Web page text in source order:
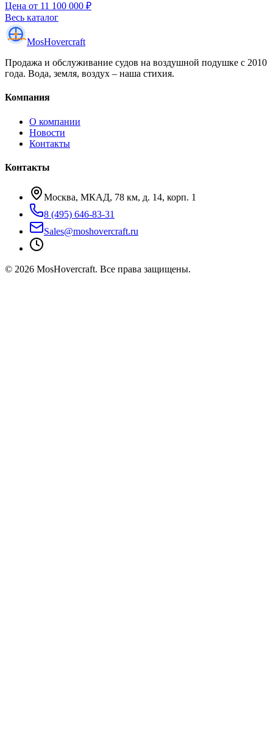
Цена от 11 100 000 ₽
Весь каталог
MosHovercraft
Продажа и обслуживание судов на воздушной подушке с 2010
года. Вода, земля, воздух – наша стихия.
Компания
О компании
Новости
Контакты
Контакты
Москва, МКАД, 78 км, д. 14, корп. 1
8 (495) 646-83-31
Sales@moshovercraft.ru
© 2026 MosHovercraft. Все права защищены.